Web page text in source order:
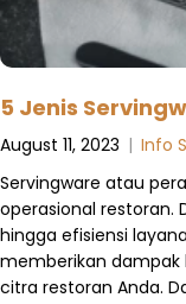
5 Jenis
August 11, 2023 | Info
Servingware atau
operasional restoran.
hingga efisiensi
memberikan dampak
citra restoran Anda.